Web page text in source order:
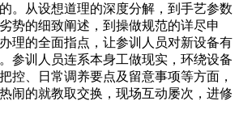
。从设想道理的深度分解，到手艺参数
势的细致阐述，到操做规范的详尽申
理的全面指点，让参训人员对新设备有
参训人员连系本身工做现实，环绕设备
控、日常调养要点及留意事项等方面，
闹的就教取交换，现场互动屡次，进修